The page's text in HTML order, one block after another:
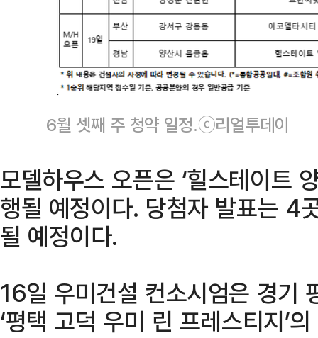
6월 셋째 주 청약 일정.ⓒ리얼투데이
모델하우스 오픈은 ‘힐스테이트
행될 예정이다. 당첨자 발표는 4
될 예정이다.
16일 우미건설 컨소시엄은 경기
‘평택 고덕 우미 린 프레스티지’